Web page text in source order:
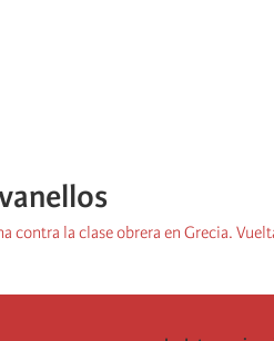
contra la clase obrera en Grecia.